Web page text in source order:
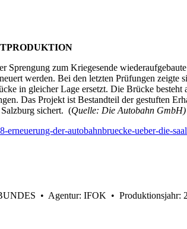
Sprengung zum Kriegesende
werden. Bei den letzten Prüfungen
in gleicher Lage ersetzt. Die Brücke
Das Projekt ist Bestandteil der gestuften
sichert. (Quelle: Die Autobahn GmbH)
der-autobahnbruecke-ueber-die-
• Agentur: IFOK •